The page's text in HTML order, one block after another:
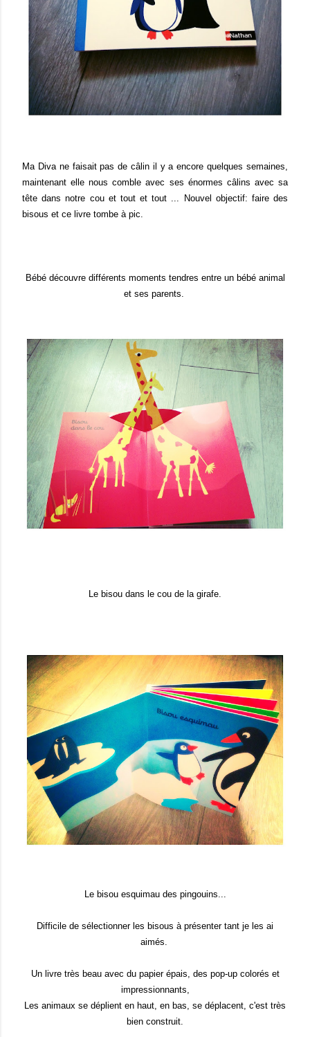
Ma Diva ne faisait pas de câlin il y a encore quelques semaines,
maintenant elle nous comble avec ses énormes câlins avec sa
tête dans notre cou et tout et tout ... Nouvel objectif: faire des
bisous et ce livre tombe à pic.
Bébé découvre différents moments tendres entre un bébé animal
et ses parents.
Le bisou dans le cou de la girafe.
Le bisou esquimau des pingouins...
Difficile de sélectionner les bisous à présenter tant je les ai
aimés.
Un livre très beau avec du papier épais, des pop-up colorés et
impressionnants,
Les animaux se déplient en haut, en bas, se déplacent, c'est très
bien construit.